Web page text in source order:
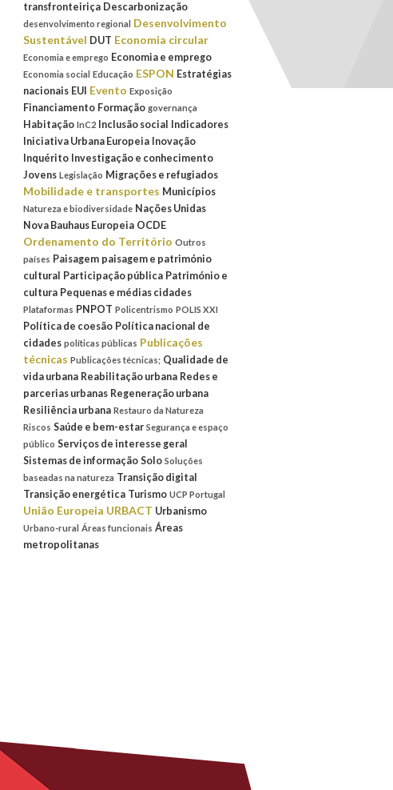
transfronteiriça Descarbonização
desenvolvimento regional Desenvolvimento
Sustentável DUT Economia circular
Economia e emprego Economia e emprego
Economia social Educação ESPON Estratégias
nacionais EUI Evento Exposição
Financiamento Formação governança
Habitação InC2 Inclusão social
Indicadores
Iniciativa Urbana Europeia Inovação
Inquérito Investigação e conhecimento
Jovens Legislação Migrações e refugiados
Mobilidade e transportes Municípios
Natureza e biodiversidade Nações Unidas
Nova Bauhaus Europeia OCDE
Ordenamento do Território Outros
países Paisagem paisagem e património
cultural Participação pública Património e
cultura Pequenas e médias cidades
Plataformas PNPOT Policentrismo POLIS XXI
Política de coesão Política nacional de
cidades políticas públicas Publicações
técnicas Publicações técnicas; Qualidade de
vida urbana Reabilitação urbana Redes e
parcerias urbanas Regeneração urbana
Resiliência urbana Restauro da Natureza
Riscos Saúde e bem-estar Segurança e espaço
público Serviços de interesse geral
Sistemas de informação Solo Soluções
baseadas na natureza Transição digital
Transição energética Turismo UCP Portugal
União Europeia URBACT Urbanismo
Urbano-rural Áreas funcionais Áreas
metropolitanas